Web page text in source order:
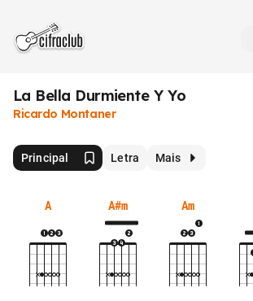
La Bella Durmiente Y Yo
Ricardo Montaner
Principal Letra Mais
A A#m Am